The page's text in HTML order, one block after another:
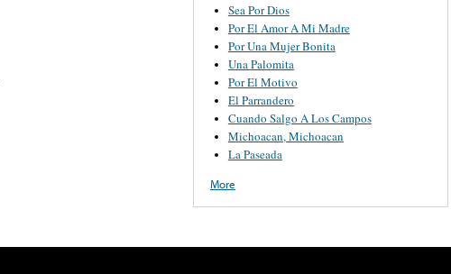
Sea Por Dios
Por El Amor A Mi Madre
Por Una Mujer Bonita
Una Palomita
Por El Motivo
El Parrandero
Cuando Salgo A Los Campos
Michoacan, Michoacan
La Paseada
More